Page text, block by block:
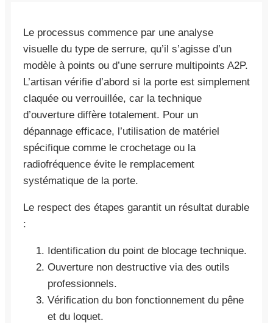
Le processus commence par une analyse
visuelle du type de serrure, qu’il s’agisse d’un
modèle à points ou d’une serrure multipoints A2P.
L’artisan vérifie d’abord si la porte est simplement
claquée ou verrouillée, car la technique
d’ouverture diffère totalement. Pour un
dépannage efficace, l’utilisation de matériel
spécifique comme le crochetage ou la
radiofréquence évite le remplacement
systématique de la porte.
Le respect des étapes garantit un résultat durable
:
Identification du point de blocage technique.
Ouverture non destructive via des outils
professionnels.
Vérification du bon fonctionnement du pêne
et du loquet.